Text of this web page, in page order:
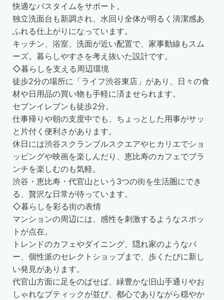
快適なバスタイムをサポート。
独立洗面台も新調され、水回り全体が明るく清潔感あ
ふれる仕上がりになっています。
キッチン、浴室、洗面が近い配置で、家事動線もスム
ーズ。暮らしやすさを考え抜いた設計です。
◇暮らしを支える周辺環境
徒歩2分の場所に「ライフ渋谷東店」があり、日々の食
材や日用品の買い物も手軽に済ませられます。
セブンイレブンも徒歩2分。
仕事帰りや朝の支度中でも、ちょっとした用事がサッ
と片付く便利さがあります。
休日には渋谷スクランブルスクエアやヒカリエでショ
ッピングや映画を楽しんだり、恵比寿のカフェでブラ
ンチを楽しむのも気軽。
渋谷・恵比寿・代官山という3つの街を生活圏にでき
る、贅沢な日常が待っています。
◇暮らしを彩る街の表情
マンションの周辺には、感性を刺激するようなスポッ
トが点在。
トレンドのカフェやダイニング、隠れ家のようなバ
ー、個性派のセレクトショップまで、歩くたびに新し
い発見があります。
代官山方面に足をのばせば、緑豊かな旧山手通りやお
しゃれなブティックが並び、都心でありながら穏やか